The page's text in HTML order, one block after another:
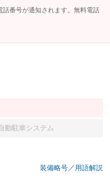
番号が通知されます。無料電話
動駐車システム
装備なし
装備略号／用語解説